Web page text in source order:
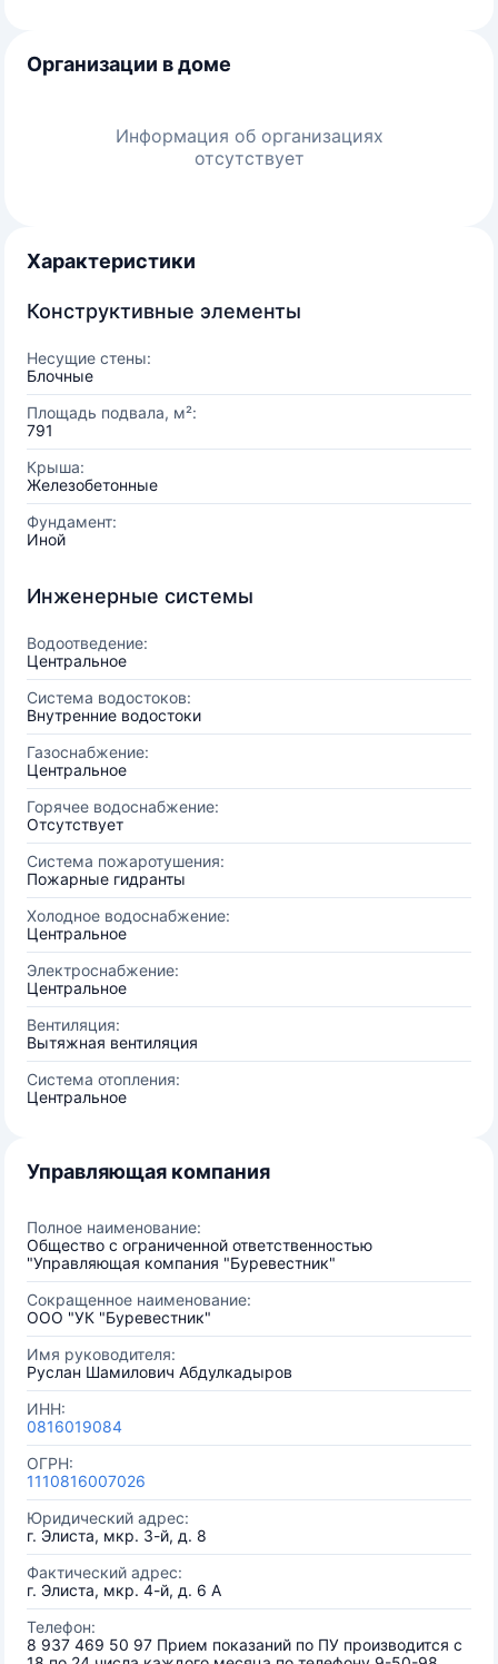
Организации в доме
Информация об организациях
отсутствует
Характеристики
Конструктивные элементы
Несущие стены:
Блочные
Площадь подвала, м²:
791
Крыша:
Железобетонные
Фундамент:
Иной
Инженерные системы
Водоотведение:
Центральное
Система водостоков:
Внутренние водостоки
Газоснабжение:
Центральное
Горячее водоснабжение:
Отсутствует
Система пожаротушения:
Пожарные гидранты
Холодное водоснабжение:
Центральное
Электроснабжение:
Центральное
Вентиляция:
Вытяжная вентиляция
Система отопления:
Центральное
Управляющая компания
Полное наименование:
Общество с ограниченной ответственностью
"Управляющая компания "Буревестник"
Сокращенное наименование:
ООО "УК "Буревестник"
Имя руководителя:
Руслан Шамилович Абдулкадыров
ИНН:
0816019084
ОГРН:
1110816007026
Юридический адрес:
г. Элиста, мкр. 3-й, д. 8
Фактический адрес:
г. Элиста, мкр. 4-й, д. 6 А
Телефон:
8 937 469 50 97 Прием показаний по ПУ производится с